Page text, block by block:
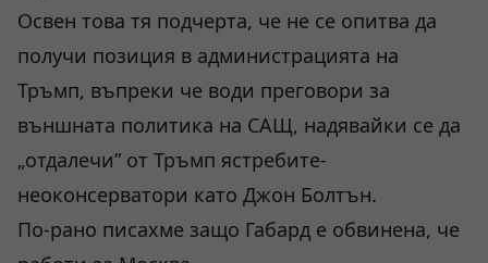
Освен това тя подчерта, че не се опитва да
получи позиция в администрацията на
Тръмп, въпреки че води преговори за
външната политика на САЩ, надявайки се да
„отдалечи” от Тръмп ястребите-
неоконсерватори като Джон Болтън.
По-рано писахме защо Габард е обвинена, че